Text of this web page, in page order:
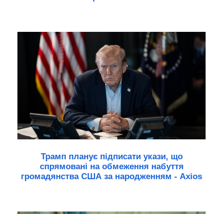
Трамп планує підписати укази, що
спрямовані на обмеження набуття
громадянства США за народженням - Axios